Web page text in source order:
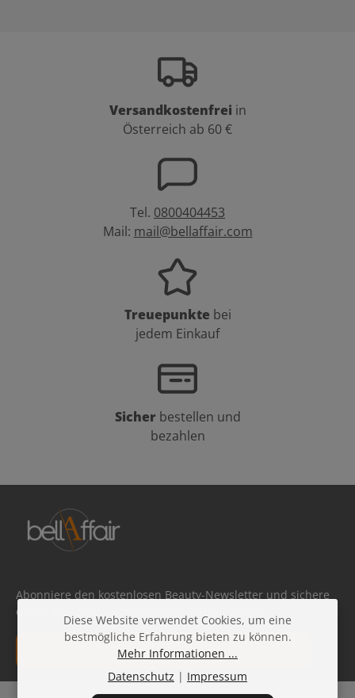
Versandkostenfrei in
Österreich ab 60 €
Tel. 0800404453
Mail: mail@bellaffair.com
Treuepunkte bei
jedem Einkauf
Sicher bestellen und
bezahlen
Abonniere den kostenlosen Beauty-Newsletter und sichere
dir 10 % Rabatt auf deine nächste Bestellung!
E-Mail-Adresse*
Datenschutz
Diese Website verwendet Cookies, um eine
bestmögliche Erfahrung bieten zu können.
Mehr Informationen ...
Datenschutz | Impressum